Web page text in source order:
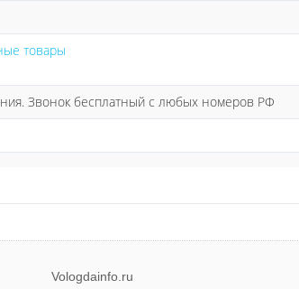
товары
Звонок бесплатный с любых номеров РФ
Vologdainfo.ru